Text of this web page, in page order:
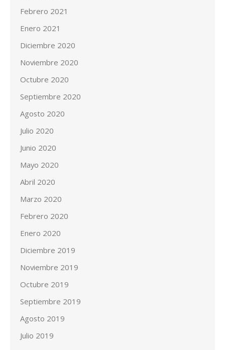
Febrero 2021
Enero 2021
Diciembre 2020
Noviembre 2020
Octubre 2020
Septiembre 2020
Agosto 2020
Julio 2020
Junio 2020
Mayo 2020
Abril 2020
Marzo 2020
Febrero 2020
Enero 2020
Diciembre 2019
Noviembre 2019
Octubre 2019
Septiembre 2019
Agosto 2019
Julio 2019